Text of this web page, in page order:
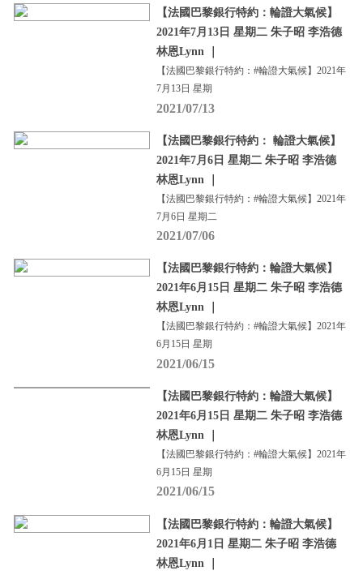
【法國巴黎銀行特約：輪證大氣候】
2021年7月13日 星期二 朱子昭 李浩德
林恩Lynn ｜
【法國巴黎銀行特約：#輪證大氣候】2021年
7月13日 星期
2021/07/13
【法國巴黎銀行特約： 輪證大氣候】
2021年7月6日 星期二 朱子昭 李浩德
林恩Lynn ｜
【法國巴黎銀行特約：#輪證大氣候】2021年
7月6日 星期二
2021/07/06
【法國巴黎銀行特約：輪證大氣候】
2021年6月15日 星期二 朱子昭 李浩德
林恩Lynn ｜
【法國巴黎銀行特約：#輪證大氣候】2021年
6月15日 星期
2021/06/15
【法國巴黎銀行特約：輪證大氣候】
2021年6月15日 星期二 朱子昭 李浩德
林恩Lynn ｜
【法國巴黎銀行特約：#輪證大氣候】2021年
6月15日 星期
2021/06/15
【法國巴黎銀行特約：輪證大氣候】
2021年6月1日 星期二 朱子昭 李浩德
林恩Lynn ｜